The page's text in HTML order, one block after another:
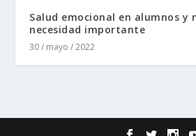
Salud emocional en alumnos y
necesidad importante
30 / mayo / 2022